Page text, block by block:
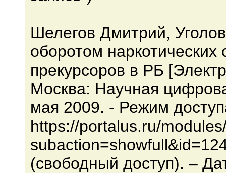
Шелегов Дмитрий,
оборотом
прекурсоров в РБ
Москва: Научная
мая 2009. - Режим
https://portalus.ru/
(свободный доступ). –